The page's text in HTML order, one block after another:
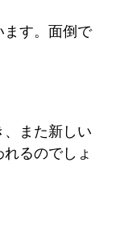
ます。面倒で
、また新しい
るのでしょ